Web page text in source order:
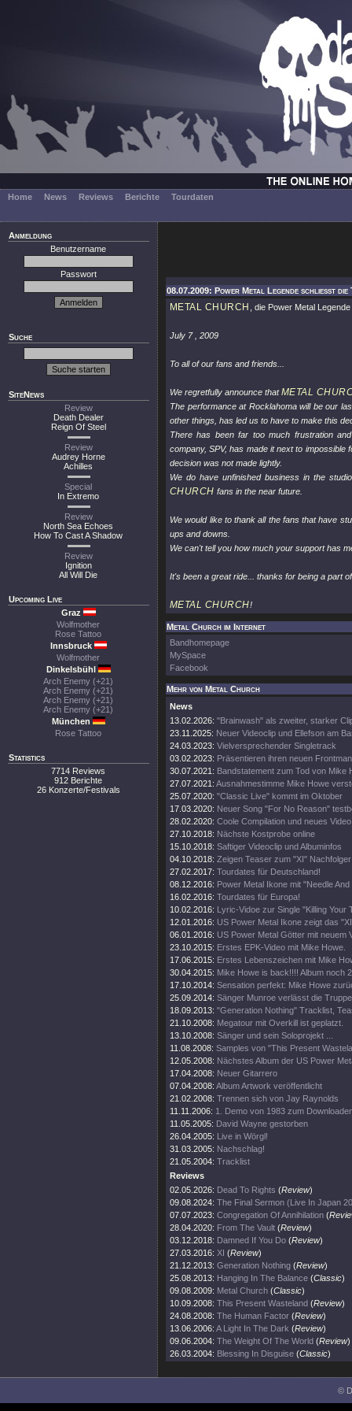
Home News Reviews Berichte Tourdaten
Anmeldung
Benutzername
Passwort
Suche
SiteNews
Review
Death Dealer
Reign Of Steel
Review
Audrey Horne
Achilles
Special
In Extremo
Review
North Sea Echoes
How To Cast A Shadow
Review
Ignition
All Will Die
Upcoming Live
Graz
Wolfmother
Rose Tattoo
Innsbruck
Wolfmother
Dinkelsbühl
Arch Enemy (+21)
Arch Enemy (+21)
Arch Enemy (+21)
Arch Enemy (+21)
München
Rose Tattoo
Statistics
7714 Reviews
912 Berichte
26 Konzerte/Festivals
08.07.2009: Power Metal Legende schließt
METAL CHURCH , die Power Metal
July 7 , 2009
To all of our fans and friends...
We regretfully announce thatMETAL
The performance at Rocklahoma will be our
other things, has led us to have to make this
There has been far too much frustration
company, SPV, has made it next to
decision was not made lightly.
We do have unfinished business in the
CHURCH fans in the near future.
We would like to thank all the fans that have
ups and downs.
We can't tell you how much your support has
It's been a great ride... thanks for being a part
METAL CHURCH!
Metal Church im Internet
Bandhomepage
MySpace
Facebook
Mehr von Metal Church
News
13.02.2026: "Brainwash" als zweiter, starker
23.11.2025: Neuer Videoclip und Ellefson am
24.03.2023: Vielversprechender Singletrack
03.02.2023: Präsentieren ihren neuen
30.07.2021: Bandstatement zum Tod von Mike
27.07.2021: Ausnahmestimme Mike Howe
25.07.2020: "Classic Live" kommt im Oktober
17.03.2020: Neuer Song "For No Reason"
28.02.2020: Coole Compilation und neues Video
27.10.2018: Nächste Kostprobe online
15.10.2018: Saftiger Videoclip und Albuminfos
04.10.2018: Zeigen Teaser zum "XI" Nachfolger
27.02.2017: Tourdates für Deutschland!
08.12.2016: Power Metal Ikone mit "Needle
16.02.2016: Tourdates für Europa!
10.02.2016: Lyric-Vidoe zur Single "Killing Your
12.01.2016: US Power Metal Ikone zeigt das
06.01.2016: US Power Metal Götter mit neuem
23.10.2015: Erstes EPK-Video mit Mike Howe.
17.06.2015: Erstes Lebenszeichen mit Mike
30.04.2015: Mike Howe is back!!!! Album noch
17.10.2014: Sensation perfekt: Mike Howe
25.09.2014: Sänger Munroe verlässt die Truppe
18.09.2013: "Generation Nothing" Tracklist,
21.10.2008: Megatour mit Overkill ist geplatzt.
13.10.2008: Sänger und sein Soloprojekt ...
11.08.2008: Samples von "This Present
12.05.2008: Nächstes Album der US Power
17.04.2008: Neuer Gitarrero
07.04.2008: Album Artwork veröffentlicht
21.02.2008: Trennen sich von Jay Raynolds
11.11.2006: 1. Demo von 1983 zum
11.05.2005: David Wayne gestorben
26.04.2005: Live in Wörgl!
31.03.2005: Nachschlag!
21.05.2004: Tracklist
Reviews
02.05.2026: Dead To Rights (Review)
09.08.2024: The Final Sermon (Live In Japan
07.07.2023: Congregation Of Annihilation (
28.04.2020: From The Vault (Review)
03.12.2018: Damned If You Do (Review)
27.03.2016: XI (Review)
21.12.2013: Generation Nothing (Review)
25.08.2013: Hanging In The Balance (Classic)
09.08.2009: Metal Church (Classic)
10.09.2008: This Present Wasteland (Review)
24.08.2008: The Human Factor (Review)
13.06.2006: A Light In The Dark (Review)
09.06.2004: The Weight Of The World (Review)
26.03.2004: Blessing In Disguise (Classic)
©